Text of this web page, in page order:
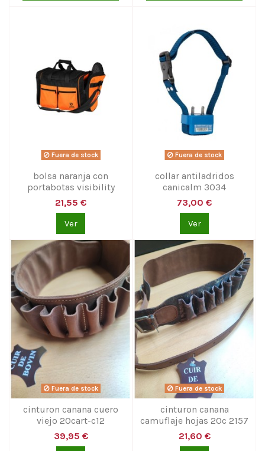
Fuera de stock
bolsa naranja con
portabotas visibility
21,55 €
Ver
Fuera de stock
collar antiladridos
canicalm 3034
73,00 €
Ver
Fuera de stock
cinturon canana cuero
viejo 20cart-c12
39,95 €
Fuera de stock
cinturon canana
camuflaje hojas 20c 2157
21,60 €